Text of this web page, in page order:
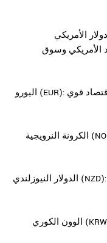
الأمريكي
الأمريكي وسوق
اليورو (EUR): يمثل ثاني أقوى عملة احتياطية، مدعوم باقتصاد قوي
الكرونة النرويجية (NOK): مستقرة بفضل قوة الاقتصاد النرويجي
الدولار النيوزلندي (NZD): جذب المستثمرين بفضل الأداء الاقتصادي
الوون الكوري (KRW): مدعوم بنجاح كوريا في قطاعات التقنية